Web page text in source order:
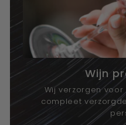
Wijn
Wij verzorgen
compleet